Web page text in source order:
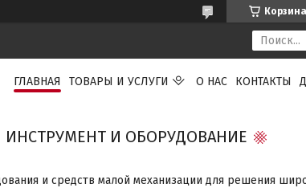
Корзина
ГЛАВНАЯ ТОВАРЫ И УСЛУГИ О НАС КОНТАКТЫ
ИНСТРУМЕНТ И ОБОРУДОВАНИЕ
и средств малой механизации для решения